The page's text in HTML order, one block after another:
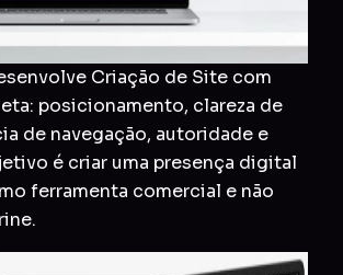
Criação de Site com
posicionamento, clareza de
de navegação, autoridade e
é criar uma presença digital
ferramenta comercial e não